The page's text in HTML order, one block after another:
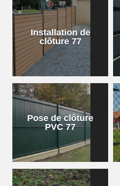
Installation de
clôture 77
Pose de clôture
PVC 77